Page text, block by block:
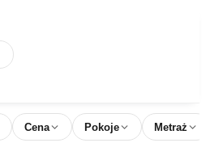
Cena Pokoje Metraż